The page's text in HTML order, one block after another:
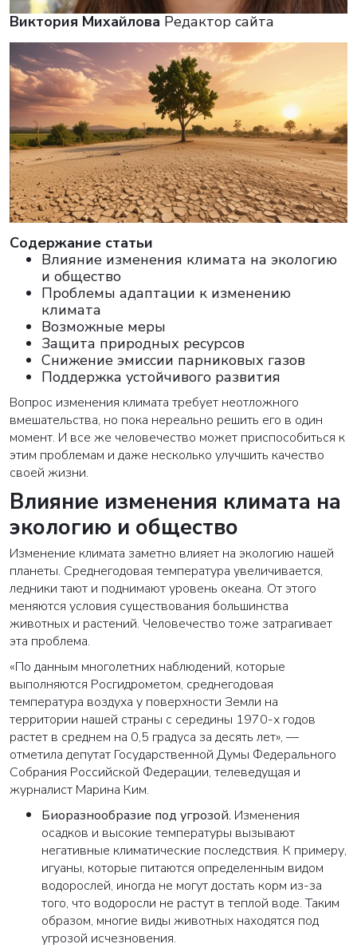
Виктория Михайлова Редактор сайта
Cодержание статьи
Влияние изменения климата на экологию
и общество
Проблемы адаптации к изменению
климата
Возможные меры
Защита природных ресурсов
Снижение эмиссии парниковых газов
Поддержка устойчивого развития
Вопрос изменения климата требует неотложного
вмешательства, но пока нереально решить его в один
момент. И все же человечество может приспособиться к
этим проблемам и даже несколько улучшить качество
своей жизни.
Влияние изменения климата на
экологию и общество
Изменение климата заметно влияет на экологию нашей
планеты. Среднегодовая температура увеличивается,
ледники тают и поднимают уровень океана. От этого
меняются условия существования большинства
животных и растений. Человечество тоже затрагивает
эта проблема.
«По данным многолетних наблюдений, которые
выполняются Росгидрометом, среднегодовая
температура воздуха у поверхности Земли на
территории нашей страны с середины 1970-х годов
растет в среднем на 0,5 градуса за десять лет», —
отметила депутат Государственной Думы Федерального
Собрания Российской Федерации, телеведущая и
журналист Марина Ким.
Биоразнообразие под угрозой. Изменения
осадков и высокие температуры вызывают
негативные климатические последствия. К примеру,
игуаны, которые питаются определенным видом
водорослей, иногда не могут достать корм из-за
того, что водоросли не растут в теплой воде. Таким
образом, многие виды животных находятся под
угрозой исчезновения.